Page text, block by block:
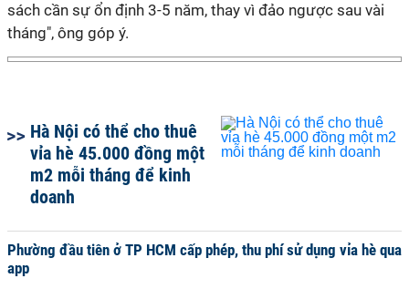
sách cần sự ổn định 3-5 năm, thay vì đảo ngược sau vài
tháng", ông góp ý.
Hà Nội có thể cho thuê
vỉa hè 45.000 đồng một
m2 mỗi tháng để kinh
doanh
Phường đầu tiên ở TP HCM cấp phép, thu phí sử dụng vỉa hè qua
app